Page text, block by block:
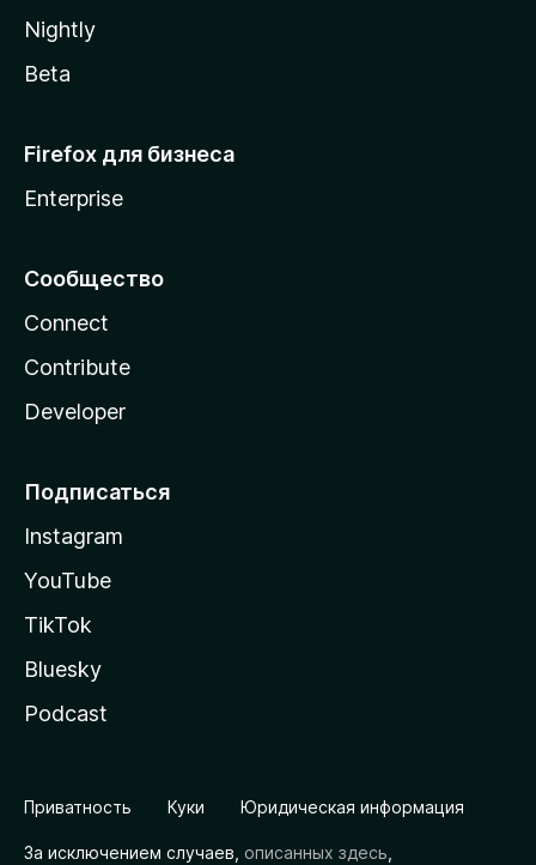
Nightly
Beta
Firefox для бизнеса
Enterprise
Сообщество
Connect
Contribute
Developer
Подписаться
Instagram
YouTube
TikTok
Bluesky
Podcast
Приватность Куки Юридическая информация
За исключением случаев, описанных здесь